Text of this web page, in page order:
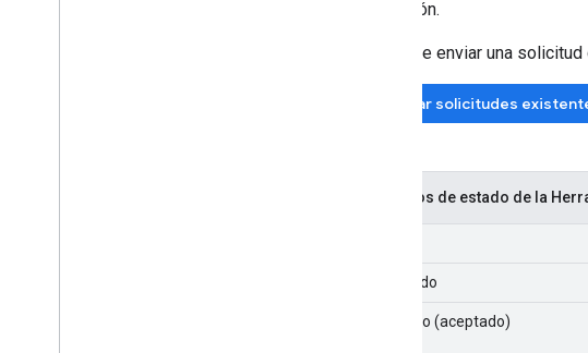
la función.
Antes de enviar una
Buscar solicitudes
Códigos de estado de la
Asignado
En curso (aceptado)